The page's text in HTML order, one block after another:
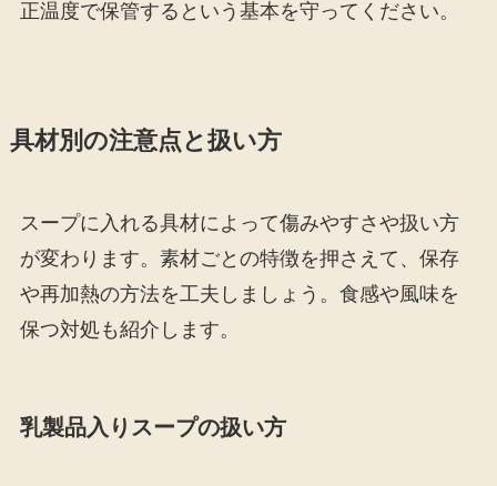
正温度で保管するという基本を守ってください。
具材別の注意点と扱い方
スープに入れる具材によって傷みやすさや扱い方
が変わります。素材ごとの特徴を押さえて、保存
や再加熱の方法を工夫しましょう。食感や風味を
保つ対処も紹介します。
乳製品入りスープの扱い方